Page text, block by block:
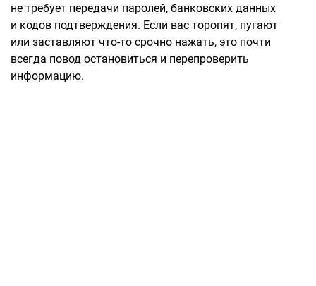
не требует передачи паролей, банковских данных
и кодов подтверждения. Если вас торопят, пугают
или заставляют что-то срочно нажать, это почти
всегда повод остановиться и перепроверить
информацию.